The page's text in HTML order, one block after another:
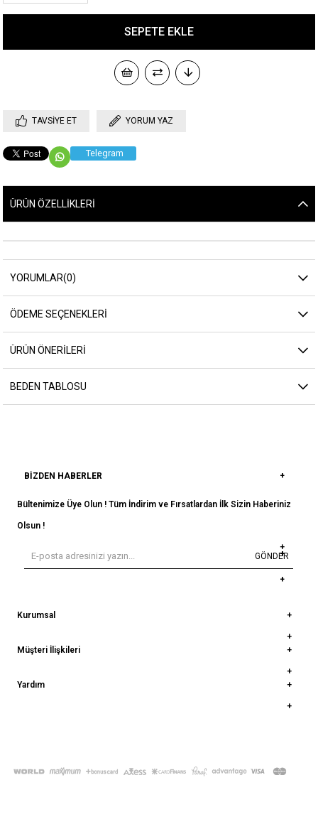
TAVSIYE ET YORUM YAZ
Telegram
ÜRÜN ÖZELLIKLERI
YORUMLAR(0)
ÖDEME SEÇENEKLERI
ÜRÜN ÖNERILERI
BEDEN TABLOSU
BIZDEN HABERLER
Bültenimize Üye Olun ! Tüm İndirim ve Fırsatlardan İlk Sizin Haberiniz
Olsun !
GÖNDER
Kurumsal
Müşteri İlişkileri
Yardım